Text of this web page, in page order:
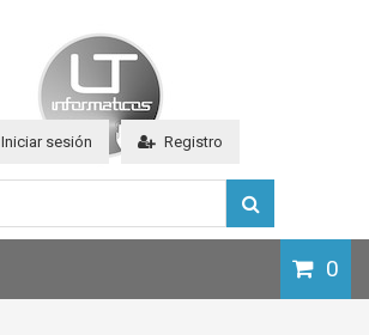
Iniciar sesión Registro
0